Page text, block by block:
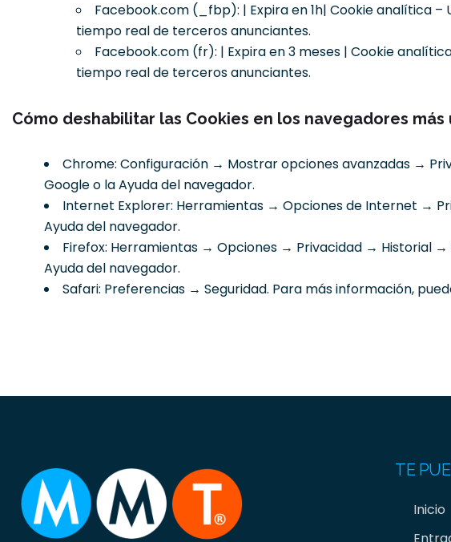
Facebook.com (_fbp): | Expira en 1h| Cookie analítica
tiempo real de terceros anunciantes.
Facebook.com (fr): | Expira en 3 meses | Cookie
tiempo real de terceros anunciantes.
Cómo deshabilitar las Cookies en los navegadores más
Chrome: Configuración → Mostrar opciones avanzadas →
Google o la Ayuda del navegador.
Internet Explorer: Herramientas → Opciones de Internet →
Ayuda del navegador.
Firefox: Herramientas → Opciones → Privacidad → Historial →
Ayuda del navegador.
Safari: Preferencias → Seguridad. Para más información,
TE
Inicio